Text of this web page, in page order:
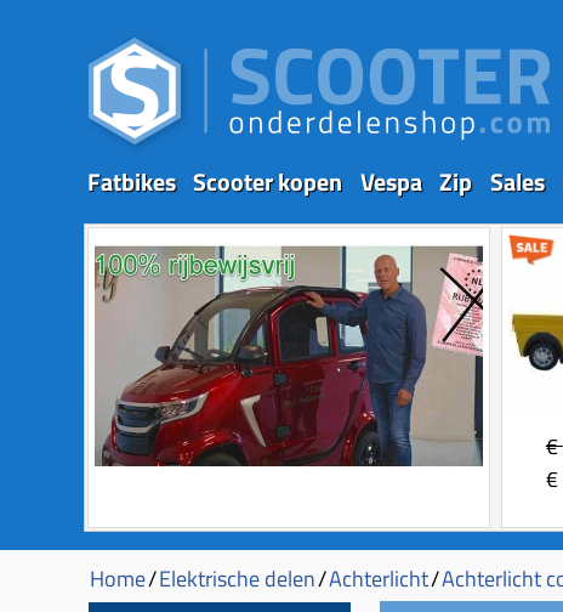
Fatbikes Scooter kopen Vespa Zip Sales
€
€
Home/Elektrische delen/Achterlicht/Achterlicht